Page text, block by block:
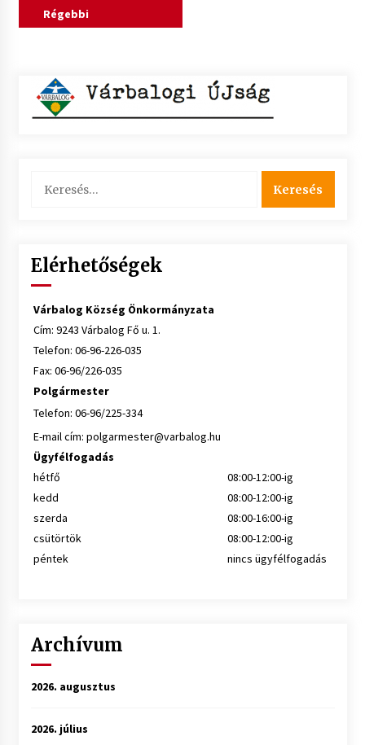
Bejegyzés
Régebbi
Elérhetőségek
Várbalog Község Önkormányzata
Cím: 9243 Várbalog Fő u. 1.
Telefon: 06-96-226-035
Fax: 06-96/226-035
Polgármester
Telefon: 06-96/225-334
E-mail cím: polgarmester@varbalog.hu
Ügyfélfogadás
hétfő
08:00-12:00-ig
kedd
08:00-12:00-ig
szerda
08:00-16:00-ig
csütörtök
08:00-12:00-ig
péntek
nincs ügyfélfogadás
Archívum
2026. augusztus
2026. július